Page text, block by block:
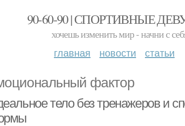
90-60-90 | СПОРТИВНЫЕ
хочешь изменить мир - начни с
главная новости статьи
фактор
тело без тренажеров и